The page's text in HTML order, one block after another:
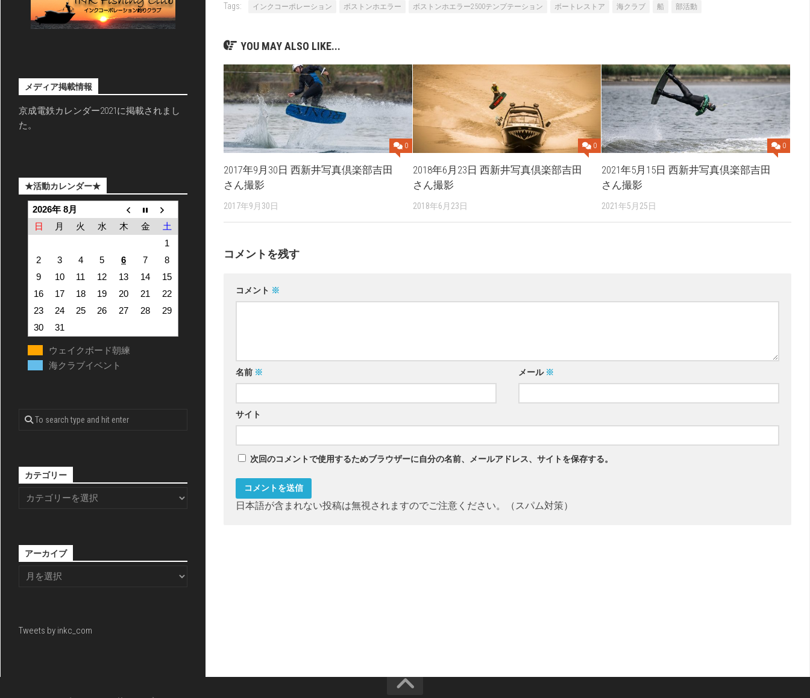
Tags: インクコーポレーション ボストンホエラー ボストンホエラー2500テンプテーション ボートレストア 海クラブ 船 部活動
YOU MAY ALSO LIKE...
0
2017年9月30日 西新井写真倶楽部吉田
さん撮影
2017年9月30日
0
2018年6月23日 西新井写真倶楽部吉田
さん撮影
2018年6月23日
0
2021年5月15日 西新井写真倶楽部吉田
さん撮影
2021年5月25日
コメントを残す
コメント ※
名前 ※ メール ※
サイト
次回のコメントで使用するためブラウザーに自分の名前、メールアドレス、サイトを保存する。
日本語が含まれない投稿は無視されますのでご注意ください。（スパム対策）
メディア掲載情報
京成電鉄カレンダー2021に掲載されまし
た。
★活動カレンダー★
2026年 8月
日
月 火 水 木 金
土
1
2
3 4 5 6 7
8
9
10 11 12 13 14
15
16
17 18 19 20 21
22
23
24 25 26 27 28
29
30
31
ウェイクボード朝練
海クラブイベント
カテゴリー
アーカイブ
Tweets by inkc_com